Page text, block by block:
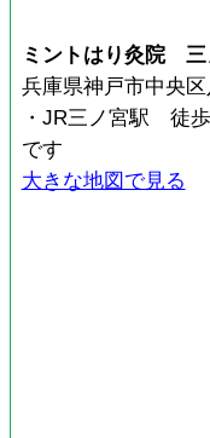
ミントはり灸院 三
兵庫県神戸市中央
・JR三ノ宮駅 徒
です
大きな地図で見る